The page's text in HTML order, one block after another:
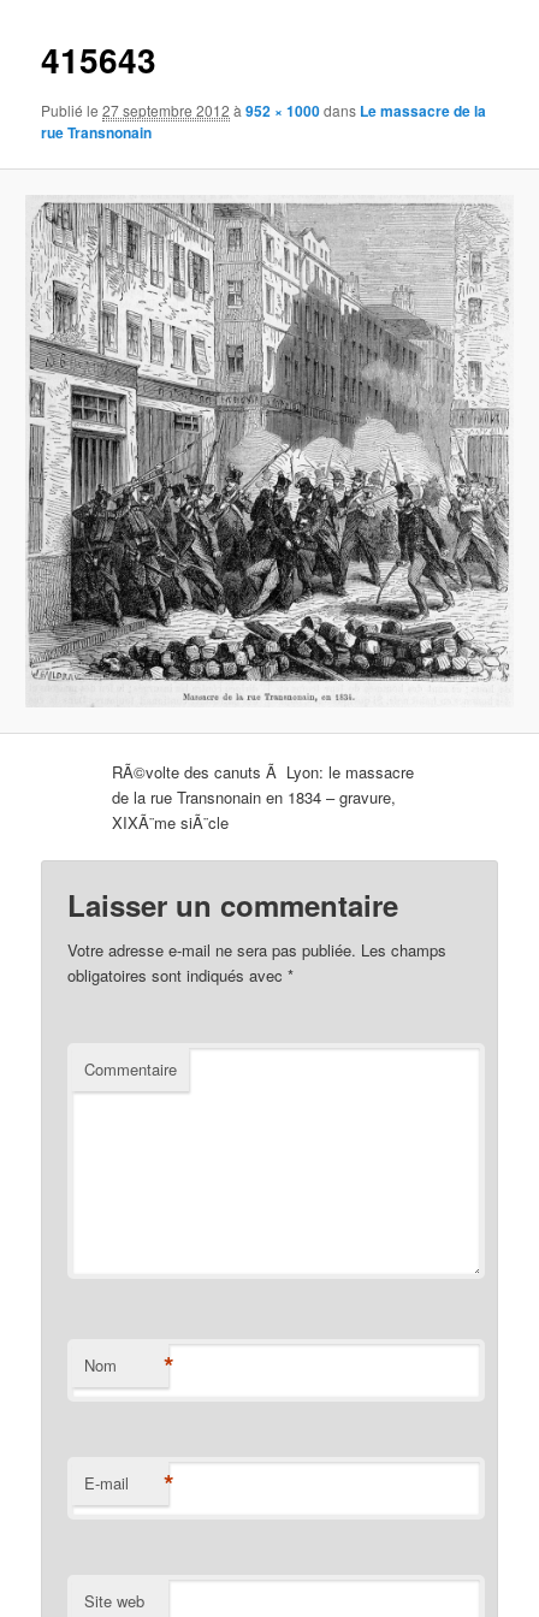
415643
Publié le27 septembre 2012 à952 × 1000dans Le massacre de la
rue Transnonain
RÃ©volte des canuts Ã Lyon: le massacre
de la rue Transnonain en 1834 – gravure,
XIXÃ¨me siÃ¨cle
Laisser un commentaire
Votre adresse e-mail ne sera pas publiée. Les champs
obligatoires sont indiqués avec*
Commentaire
Nom *
E-mail *
Site web